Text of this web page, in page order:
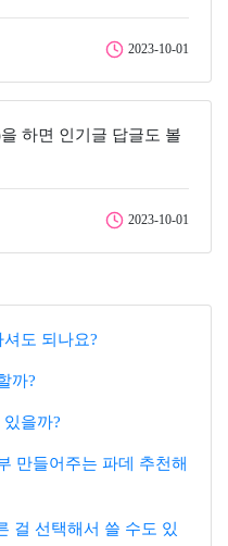
2023-10-01
하면 인기글 답글도 볼
2023-10-01
도 되나요?
까?
을까?
만들어주는 파데 추천해
걸 선택해서 쓸 수도 있